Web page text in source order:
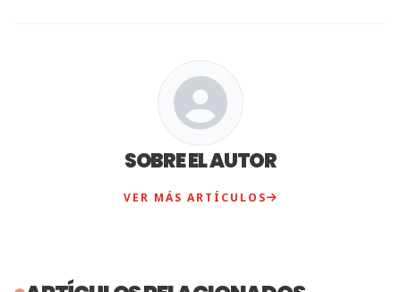
SOBRE EL AUTOR
VER MÁS ARTÍCULOS